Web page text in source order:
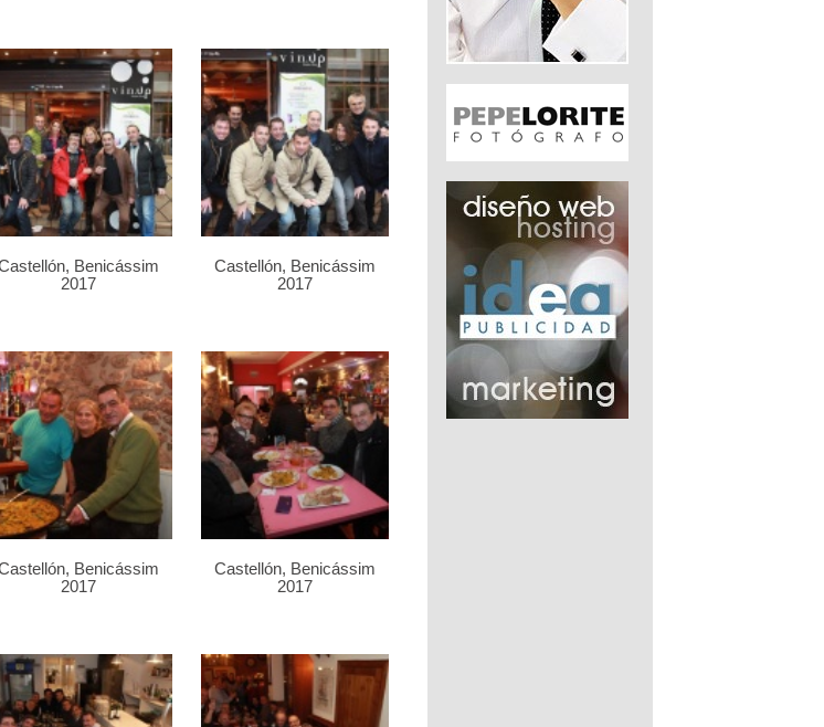
Benicássim
2017
Castellón, Benicássim
2017
Benicássim
2017
Castellón, Benicássim
2017